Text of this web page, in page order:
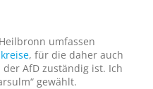
umfassen
, für die daher auch
der AfD zuständig ist. Ich
gewählt.